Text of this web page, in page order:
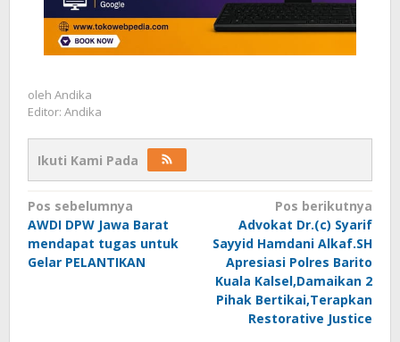
oleh Andika
Editor: Andika
Ikuti Kami Pada
Navigasi
pos
Pos sebelumnya
AWDI DPW Jawa Barat
mendapat tugas untuk
Gelar PELANTIKAN
Pos berikutnya
Advokat Dr.(c) Syarif
Sayyid Hamdani Alkaf.SH
Apresiasi Polres Barito
Kuala Kalsel,Damaikan 2
Pihak Bertikai,Terapkan
Restorative Justice